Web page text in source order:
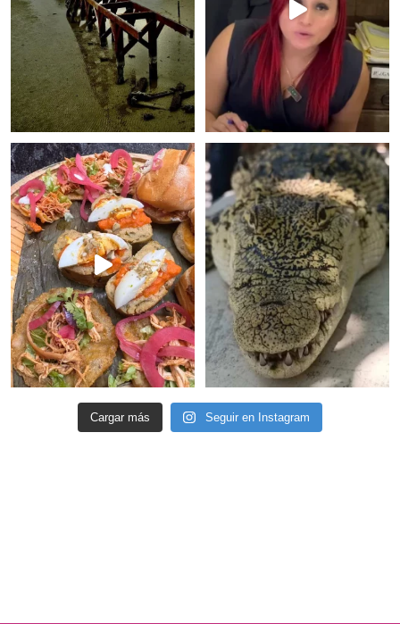
Cargar más Seguir en Instagram